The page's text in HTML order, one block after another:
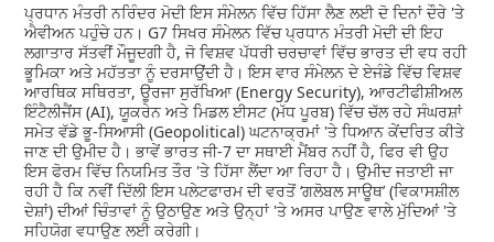
ਪ੍ਰਧਾਨ ਮੰਤਰੀ ਨਰਿੰਦਰ ਮੋਦੀ ਇਸ ਸੰਮੇਲਨ ਵਿੱਚ ਹਿੱਸਾ ਲੈਣ ਲਈ ਦੋ ਦਿਨਾਂ ਦੌਰੇ 'ਤੇ
ਐਵੀਅਨ ਪਹੁੰਚੇ ਹਨ। G7 ਸਿਖਰ ਸੰਮੇਲਨ ਵਿੱਚ ਪ੍ਰਧਾਨ ਮੰਤਰੀ ਮੋਦੀ ਦੀ ਇਹ
ਲਗਾਤਾਰ ਸੱਤਵੀਂ ਮੌਜੂਦਗੀ ਹੈ, ਜੋ ਵਿਸ਼ਵ ਪੱਧਰੀ ਚਰਚਾਵਾਂ ਵਿੱਚ ਭਾਰਤ ਦੀ ਵਧ ਰਹੀ
ਭੂਮਿਕਾ ਅਤੇ ਮਹੱਤਤਾ ਨੂੰ ਦਰਸਾਉਂਦੀ ਹੈ। ਇਸ ਵਾਰ ਸੰਮੇਲਨ ਦੇ ਏਜੰਡੇ ਵਿੱਚ ਵਿਸ਼ਵ
ਆਰਥਿਕ ਸਥਿਰਤਾ, ਊਰਜਾ ਸੁਰੱਖਿਆ (Energy Security), ਆਰਟੀਫੀਸ਼ੀਅਲ
ਇੰਟੈਲੀਜੈਂਸ (AI), ਯੂਕਰੇਨ ਅਤੇ ਮਿਡਲ ਈਸਟ (ਮੱਧ ਪੂਰਬ) ਵਿੱਚ ਚੱਲ ਰਹੇ ਸੰਘਰਸ਼ਾਂ
ਸਮੇਤ ਵੱਡੇ ਭੂ-ਸਿਆਸੀ (Geopolitical) ਘਟਨਾਕ੍ਰਮਾਂ 'ਤੇ ਧਿਆਨ ਕੇਂਦਰਿਤ ਕੀਤੇ
ਜਾਣ ਦੀ ਉਮੀਦ ਹੈ। ਭਾਵੇਂ ਭਾਰਤ ਜੀ-7 ਦਾ ਸਥਾਈ ਮੈਂਬਰ ਨਹੀਂ ਹੈ, ਫਿਰ ਵੀ ਉਹ
ਇਸ ਫੋਰਮ ਵਿੱਚ ਨਿਯਮਿਤ ਤੌਰ 'ਤੇ ਹਿੱਸਾ ਲੈਂਦਾ ਆ ਰਿਹਾ ਹੈ। ਉਮੀਦ ਜਤਾਈ ਜਾ
ਰਹੀ ਹੈ ਕਿ ਨਵੀਂ ਦਿੱਲੀ ਇਸ ਪਲੇਟਫਾਰਮ ਦੀ ਵਰਤੋਂ ‘ਗਲੋਬਲ ਸਾਊਥ’ (ਵਿਕਾਸਸ਼ੀਲ
ਦੇਸ਼ਾਂ) ਦੀਆਂ ਚਿੰਤਾਵਾਂ ਨੂੰ ਉਠਾਉਣ ਅਤੇ ਉਨ੍ਹਾਂ 'ਤੇ ਅਸਰ ਪਾਉਣ ਵਾਲੇ ਮੁੱਦਿਆਂ 'ਤੇ
ਸਹਿਯੋਗ ਵਧਾਉਣ ਲਈ ਕਰੇਗੀ।